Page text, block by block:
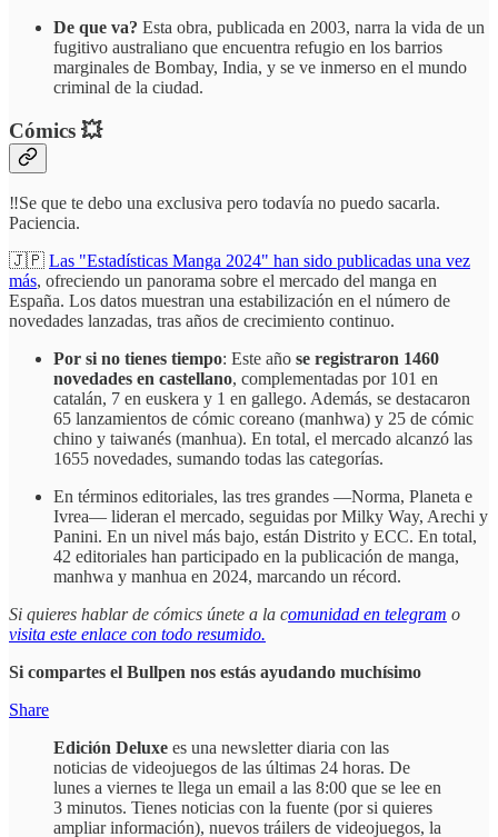
De que va? Esta obra, publicada en 2003, narra la vida de un
fugitivo australiano que encuentra refugio en los barrios
marginales de Bombay, India, y se ve inmerso en el mundo
criminal de la ciudad.
Cómics 💥
‼️Se que te debo una exclusiva pero todavía no puedo sacarla.
Paciencia.
🇯🇵 Las "Estadísticas Manga 2024" han sido publicadas una vez
más, ofreciendo un panorama sobre el mercado del manga en
España. Los datos muestran una estabilización en el número de
novedades lanzadas, tras años de crecimiento continuo.
Por si no tienes tiempo: Este año se registraron 1460
novedades en castellano, complementadas por 101 en
catalán, 7 en euskera y 1 en gallego. Además, se destacaron
65 lanzamientos de cómic coreano (manhwa) y 25 de cómic
chino y taiwanés (manhua). En total, el mercado alcanzó las
1655 novedades, sumando todas las categorías.
En términos editoriales, las tres grandes —Norma, Planeta e
Ivrea— lideran el mercado, seguidas por Milky Way, Arechi y
Panini. En un nivel más bajo, están Distrito y ECC. En total,
42 editoriales han participado en la publicación de manga,
manhwa y manhua en 2024, marcando un récord.
Si quieres hablar de cómics únete a la comunidad en telegram o
visita este enlace con todo resumido.
Si compartes el Bullpen nos estás ayudando muchísimo
Share
Edición Deluxe es una newsletter diaria con las
noticias de videojuegos de las últimas 24 horas. De
lunes a viernes te llega un email a las 8:00 que se lee en
3 minutos. Tienes noticias con la fuente (por si quieres
ampliar información), nuevos tráilers de videojuegos, la